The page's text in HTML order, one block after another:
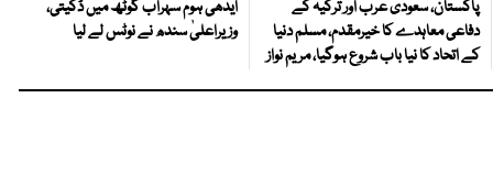
پاکستان، سعودی عرب اور ترکیہ کے
دفاعی معاہدے کا خیرمقدم، مسلم دنیا
کے اتحاد کا نیا باب شروع ہوگیا، مریم نواز
ایدھی ہوم سہراب گوٹھ میں ڈکیتی،
وزیراعلیٰ سندھ نے نوٹس لے لیا